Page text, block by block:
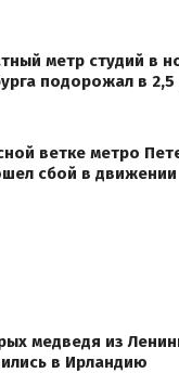
метр студий в
подорожал в 2,5
ветке метро
сбой в движении
медведя из
в Ирландию